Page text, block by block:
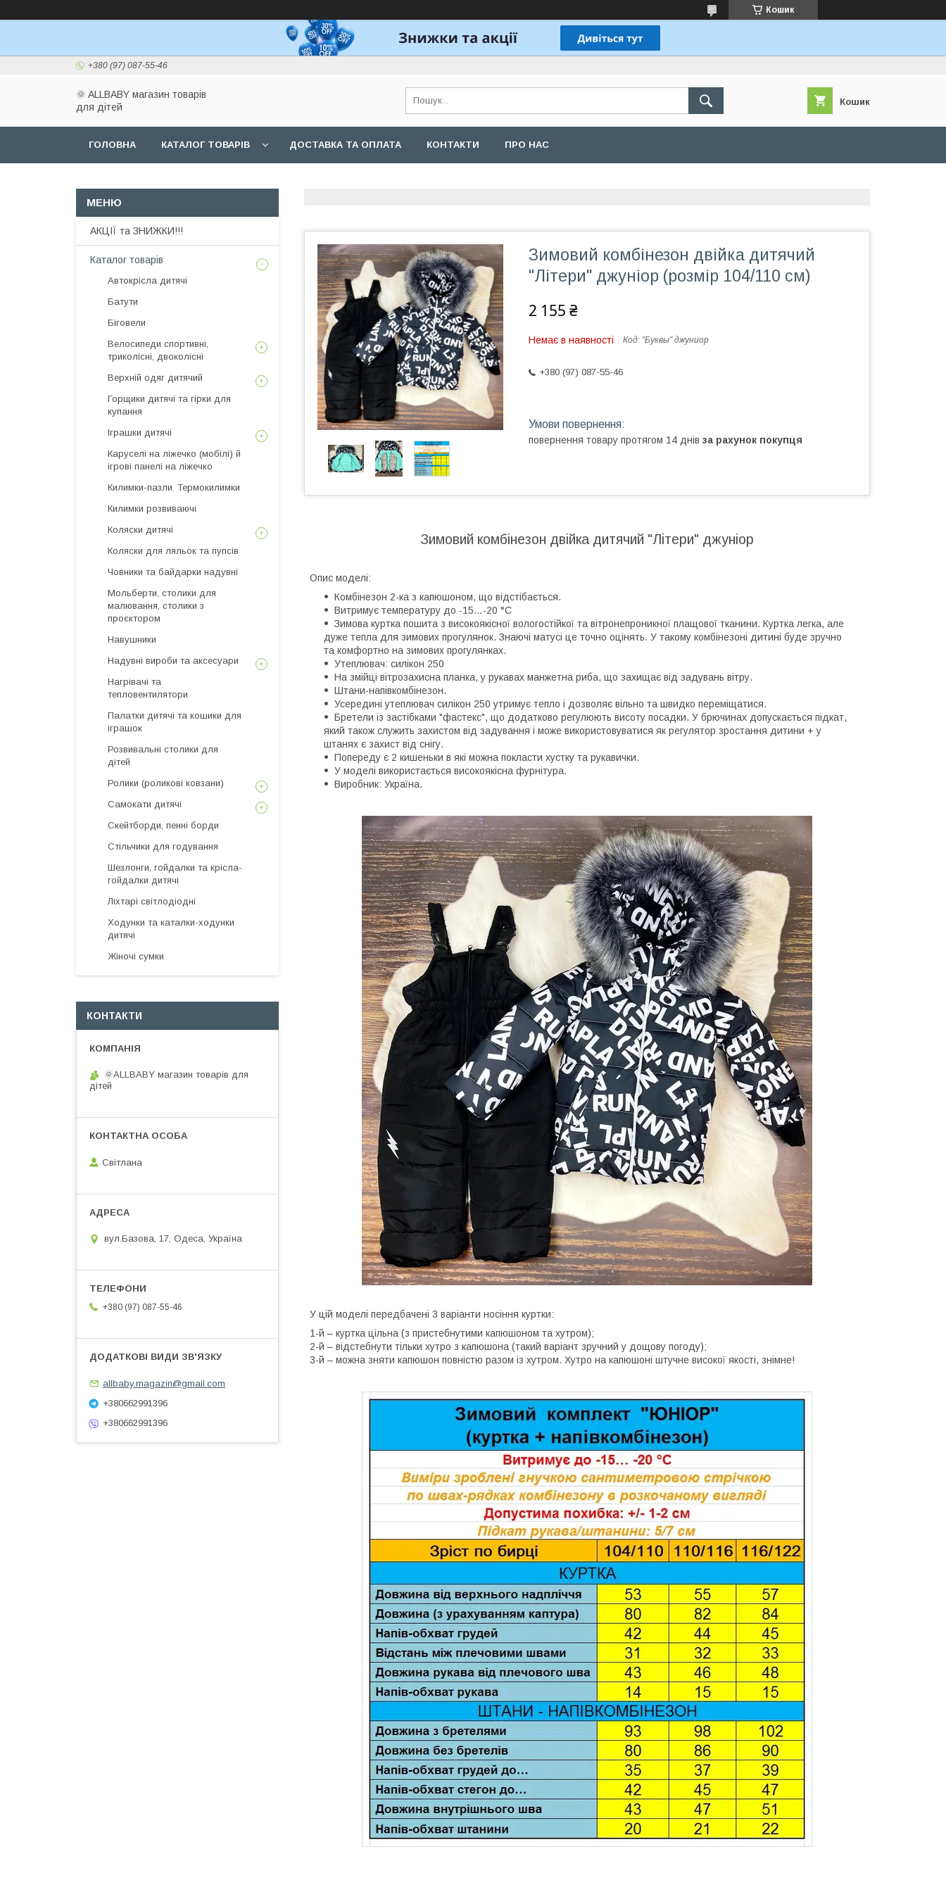
Кошик
+380 (97) 087-55-46
🌞 ALLBABY магазин товарів
для дітей
Кошик
ГОЛОВНА КАТАЛОГ ТОВАРІВ ДОСТАВКА ТА ОПЛАТА КОНТАКТИ ПРО НАС
Зимовий комбінезон двійка дитячий
"Літери" джуніор (розмір 104/110 см)
2 155 ₴
Немає в наявності Код: "Буквы" джуниор
+380 (97) 087-55-46
повернення товару протягом 14 днів за рахунок покупця
Зимовий комбінезон двійка дитячий "Літери" джуніор
Опис моделі:
Комбінезон 2-ка з капюшоном, що відстібається.
Витримує температуру до -15…-20 °C
Зимова куртка пошита з високоякісної вологостійкої та вітронепроникної плащової тканини. Куртка легка, але
дуже тепла для зимових прогулянок. Знаючі матусі це точно оцінять. У такому комбінезоні дитині буде зручно
та комфортно на зимових прогулянках.
Утеплювач: силікон 250
На змійці вітрозахисна планка, у рукавах манжетна риба, що захищає від задувань вітру.
Штани-напівкомбінезон.
Усередині утеплювач силікон 250 утримує тепло і дозволяє вільно та швидко переміщатися.
Бретели із застібками "фастекс", що додатково регулюють висоту посадки. У брючинах допускається підкат,
який також служить захистом від задування і може використовуватися як регулятор зростання дитини + у
штанях є захист від снігу.
Попереду є 2 кишеньки в які можна покласти хустку та рукавички.
У моделі використається високоякісна фурнітура.
Виробник: Україна.
У цій моделі передбачені 3 варіанти носіння куртки:
1-й – куртка цільна (з пристебнутими капюшоном та хутром);
2-й – відстебнути тільки хутро з капюшона (такий варіант зручний у дощову погоду);
3-й – можна зняти капюшон повністю разом із хутром. Хутро на капюшоні штучне високої якості, знімне!
АКЦІЇ та ЗНИЖКИ!!!
Каталог товарів
Автокрісла дитячі
Батути
Біговели
Велосипеди спортивні,
триколісні, двоколісні
Верхній одяг дитячий
Горщики дитячі та гірки для
купання
Іграшки дитячі
Каруселі на ліжечко (мобілі) й
ігрові панелі на ліжечко
Килимки-пазли. Термокилимки
Килимки розвиваючі
Коляски дитячі
Коляски для ляльок та пупсів
Човники та байдарки надувні
Мольберти, столики для
малювання, столики з
проєктором
Навушники
Надувні вироби та аксесуари
Нагрівачі та
тепловентилятори
Палатки дитячі та кошики для
іграшок
Розвивальні столики для
дітей
Ролики (роликові ковзани)
Самокати дитячі
Скейтборди, пенні борди
Стільчики для годування
Шезлонги, гойдалки та крісла-
гойдалки дитячі
Ліхтарі світлодіодні
Ходунки та каталки-ходунки
дитячі
Жіночі сумки
КОНТАКТИ
🌞ALLBABY магазин товарів для
дітей
Світлана
вул.Базова, 17, Одеса, Україна
+380 (97) 087-55-46
allbaby.magazin@gmail.com
+380662991396
+380662991396